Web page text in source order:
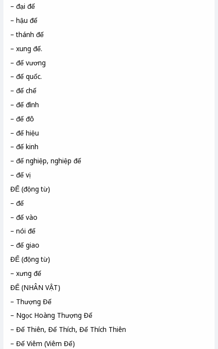
– đại đế
– hậu đế
– thánh đế
– xung đế.
– đế vương
– đế quốc.
– đế chế
– đế đình
– đế đô
– đế hiệu
– đế kinh
– đế nghiệp, nghiệp đế
– đế vị
ĐẾ (động từ)
– đế
– đế vào
– nói đế
– đế giao
ĐẾ (động từ)
– xưng đế
ĐẾ (NHÂN VẬT)
– Thượng Đế
– Ngọc Hoàng Thượng Đế
– Đế Thiên, Đế Thích, Đế Thích Thiên
– Đế Viêm (Viêm Đế)